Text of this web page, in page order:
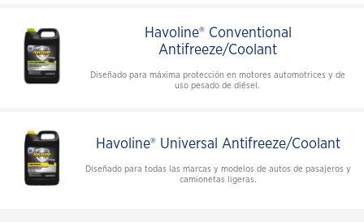
Havoline® Conventional
Antifreeze/Coolant
Diseñado para máxima protección en motores automotrices y de
uso pesado de diésel.
Havoline® Universal Antifreeze/Coolant
Diseñado para todas las marcas y modelos de autos de pasajeros y
camionetas ligeras.